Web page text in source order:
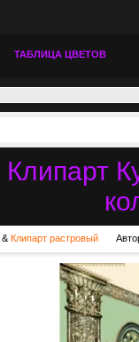
ТАБЛИЦА ЦВЕТОВ
Клипарт
& Клипарт растровый